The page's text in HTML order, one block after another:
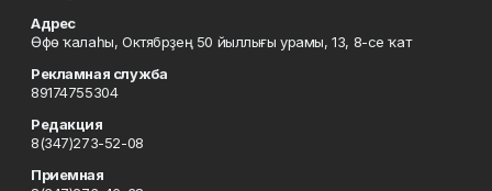
Адрес
Өфө ҡалаһы, Октябрҙең 50 йыллығы урамы, 13, 8-се ҡат
Рекламная служба
89174755304
Редакция
8(347)273-52-08
Приемная